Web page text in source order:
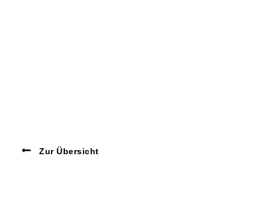
Zur Übersicht